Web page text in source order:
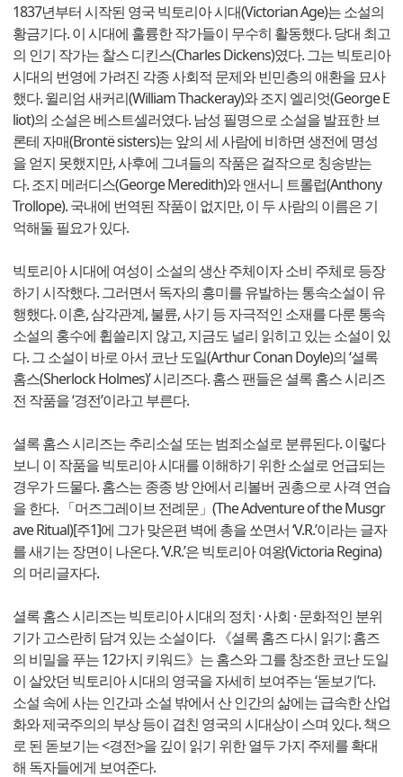
1837년부터 시작된 영국 빅토리아 시대(Victorian Age)는 소설의
황금기다. 이 시대에 훌륭한 작가들이 무수히 활동했다. 당대 최고
의 인기 작가는 찰스 디킨스(Charles Dickens)였다. 그는 빅토리아
시대의 번영에 가려진 각종 사회적 문제와 빈민층의 애환을 묘사
했다. 윌리엄 새커리(William Thackeray)와 조지 엘리엇(George E
liot)의 소설은 베스트셀러였다. 남성 필명으로 소설을 발표한 브
론테 자매(Brontë sisters)는 앞의 세 사람에 비하면 생전에 명성
을 얻지 못했지만, 사후에 그녀들의 작품은 걸작으로 칭송받는
다. 조지 메러디스(George Meredith)와 앤서니 트롤럽(Anthony
Trollope). 국내에 번역된 작품이 없지만, 이 두 사람의 이름은 기
억해둘 필요가 있다.
빅토리아 시대에 여성이 소설의 생산 주체이자 소비 주체로 등장
하기 시작했다. 그러면서 독자의 흥미를 유발하는 통속소설이 유
행했다. 이혼, 삼각관계, 불륜, 사기 등 자극적인 소재를 다룬 통속
소설의 홍수에 휩쓸리지 않고, 지금도 널리 읽히고 있는 소설이 있
다. 그 소설이 바로 아서 코난 도일(Arthur Conan Doyle)의 ‘셜록
홈스(Sherlock Holmes)’ 시리즈다. 홈스 팬들은 셜록 홈스 시리즈
전 작품을 ‘경전’이라고 부른다.
셜록 홈스 시리즈는 추리소설 또는 범죄소설로 분류된다. 이렇다
보니 이 작품을 빅토리아 시대를 이해하기 위한 소설로 언급되는
경우가 드물다. 홈스는 종종 방 안에서 리볼버 권총으로 사격 연습
을 한다. 「머즈그레이브 전례문」(The Adventure of the Musgr
ave Ritual)[주1]에 그가 맞은편 벽에 총을 쏘면서 ‘V.R.’이라는 글자
를 새기는 장면이 나온다. ‘V.R.’은 빅토리아 여왕(Victoria Regina)
의 머리글자다.
셜록 홈스 시리즈는 빅토리아 시대의 정치 · 사회 · 문화적인 분위
기가 고스란히 담겨 있는 소설이다. 《셜록 홈즈 다시 읽기: 홈즈
의 비밀을 푸는 12가지 키워드》는 홈스와 그를 창조한 코난 도일
이 살았던 빅토리아 시대의 영국을 자세히 보여주는 ‘돋보기’다.
소설 속에 사는 인간과 소설 밖에서 산 인간의 삶에는 급속한 산업
화와 제국주의의 부상 등이 겹친 영국의 시대상이 스며 있다. 책으
로 된 돋보기는 <경전>을 깊이 읽기 위한 열두 가지 주제를 확대
해 독자들에게 보여준다.